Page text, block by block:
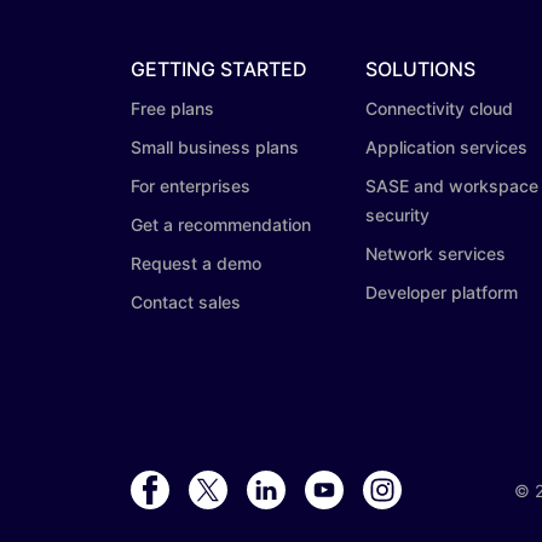
GETTING STARTED
Free plans
Small business plans
For enterprises
Get a recommendation
Request a demo
Contact sales
SOLUTIONS
Connectivity cloud
Application services
SASE and workspace
security
Network services
Developer platform
©